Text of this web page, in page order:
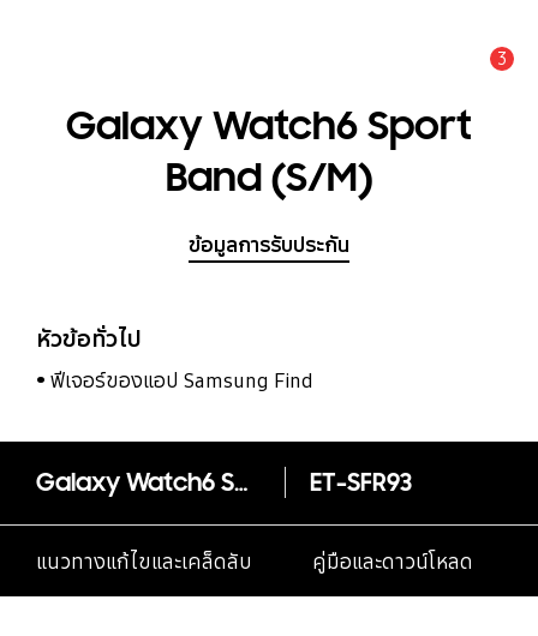
3
Galaxy Watch6 Sport
Band (S/M)
ข้อมูลการรับประกัน
หัวข้อทั่วไป
ฟีเจอร์ของแอป Samsung Find
Galaxy Watch6 Sport Band (S/M) ET-SFR93
แนวทางแก้ไขและเคล็ดลับ คู่มือและดาวน์โหลด